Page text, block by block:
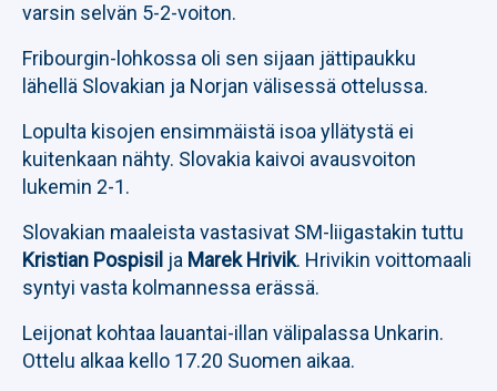
varsin selvän 5-2-voiton.
Fribourgin-lohkossa oli sen sijaan jättipaukku
lähellä Slovakian ja Norjan välisessä ottelussa.
Lopulta kisojen ensimmäistä isoa yllätystä ei
kuitenkaan nähty. Slovakia kaivoi avausvoiton
lukemin 2-1.
Slovakian maaleista vastasivat SM-liigastakin tuttu
Kristian Pospisil ja Marek Hrivik. Hrivikin voittomaali
syntyi vasta kolmannessa erässä.
Leijonat kohtaa lauantai-illan välipalassa Unkarin.
Ottelu alkaa kello 17.20 Suomen aikaa.